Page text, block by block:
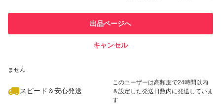
での取引実績があります
ません
スピード＆安心発送
このユーザーは高頻度で24時間以内
＆設定した発送日数内に発送していま
す
出品ページへ
キャンセル